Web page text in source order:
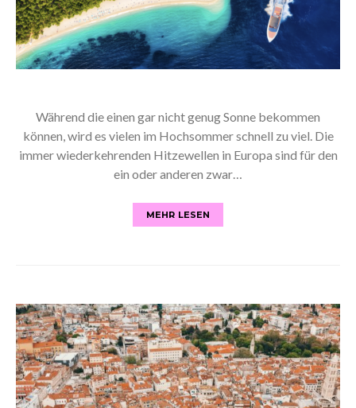
Während die einen gar nicht genug Sonne bekommen
können, wird es vielen im Hochsommer schnell zu viel. Die
immer wiederkehrenden Hitzewellen in Europa sind für den
ein oder anderen zwar…
MEHR LESEN